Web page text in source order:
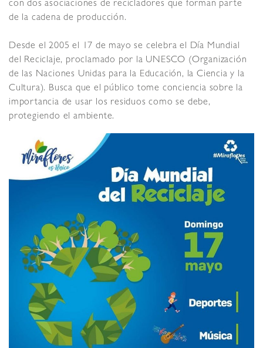
con dos asociaciones de recicladores que forman parte
de la cadena de producción.
Desde el 2005 el 17 de mayo se celebra el Día Mundial
del Reciclaje, proclamado por la UNESCO (Organización
de las Naciones Unidas para la Educación, la Ciencia y la
Cultura). Busca que el público tome conciencia sobre la
importancia de usar los residuos como se debe,
protegiendo el ambiente.